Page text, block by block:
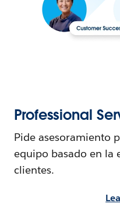
Professional
Pide asesoramiento
equipo basado en la
clientes.